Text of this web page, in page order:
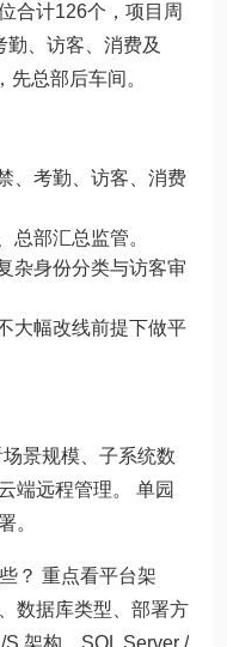
合计126个，项目周
、访客、消费及
总部后车间。
、考勤、访客、消费
总部汇总监管。
杂身份分类与访客审
大幅改线前提下做平
景规模、子系统数
端远程管理。 单园
。
？ 重点看平台架
数据库类型、部署方
架构、SQL Server /